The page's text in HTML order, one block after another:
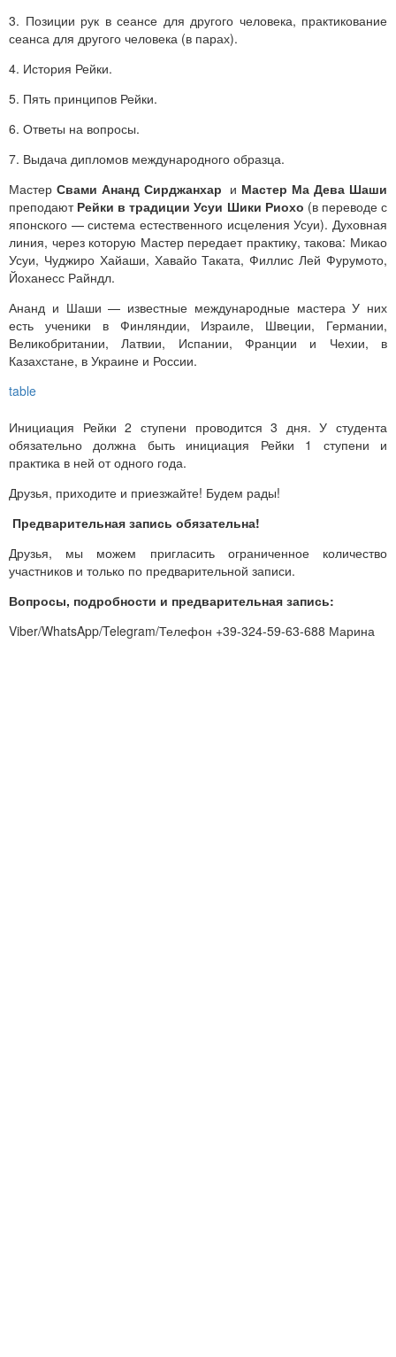
3. Позиции рук в сеансе для другого человека, практикование
сеанса для другого человека (в парах).
4. История Рейки.
5. Пять принципов Рейки.
6. Ответы на вопросы.
7. Выдача дипломов международного образца.
Мастер Свами Ананд Сирджанхар и Мастер Ма Дева Шаши
преподают Рейки в традиции Усуи Шики Риохо (в переводе с
японского — система естественного исцеления Усуи). Духовная
линия, через которую Мастер передает практику, такова: Микао
Усуи, Чуджиро Хайаши, Хавайо Таката, Филлис Лей Фурумото,
Йоханесс Райндл.
Ананд и Шаши — известные международные мастера У них
есть ученики в Финляндии, Израиле, Швеции, Германии,
Великобритании, Латвии, Испании, Франции и Чехии, в
Казахстане, в Украине и России.
Инициация Рейки 2 ступени проводится 3 дня. У студента
обязательно должна быть инициация Рейки 1 ступени и
практика в ней от одного года.
Друзья, приходите и приезжайте! Будем рады!
Предварительная запись обязательна!
Друзья, мы можем пригласить ограниченное количество
участников и только по предварительной записи.
Вопросы, подробности и предварительная запись:
Viber/WhatsApp/Telegram/Телефон +39-324-59-63-688 Марина